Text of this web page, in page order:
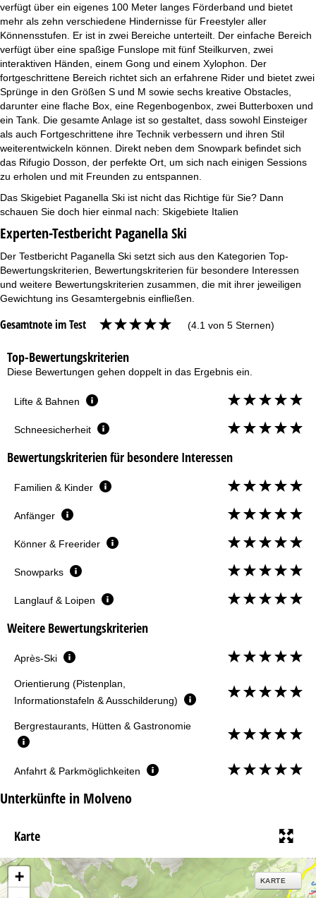
verfügt über ein eigenes 100 Meter langes Förderband und bietet
mehr als zehn verschiedene Hindernisse für Freestyler aller
Könnensstufen. Er ist in zwei Bereiche unterteilt. Der einfache Bereich
verfügt über eine spaßige Funslope mit fünf Steilkurven, zwei
interaktiven Händen, einem Gong und einem Xylophon. Der
fortgeschrittene Bereich richtet sich an erfahrene Rider und bietet zwei
Sprünge in den Größen S und M sowie sechs kreative Obstacles,
darunter eine flache Box, eine Regenbogenbox, zwei Butterboxen und
ein Tank. Die gesamte Anlage ist so gestaltet, dass sowohl Einsteiger
als auch Fortgeschrittene ihre Technik verbessern und ihren Stil
weiterentwickeln können. Direkt neben dem Snowpark befindet sich
das Rifugio Dosson, der perfekte Ort, um sich nach einigen Sessions
zu erholen und mit Freunden zu entspannen.
Das Skigebiet Paganella Ski ist nicht das Richtige für Sie? Dann
schauen Sie doch hier einmal nach: Skigebiete Italien
Experten-Testbericht Paganella Ski
Der Testbericht Paganella Ski setzt sich aus den Kategorien Top-
Bewertungskriterien, Bewertungskriterien für besondere Interessen
und weitere Bewertungskriterien zusammen, die mit ihrer jeweiligen
Gewichtung ins Gesamtergebnis einfließen.
Gesamtnote im Test (4.1 von 5 Sternen)
Top-Bewertungskriterien
Diese Bewertungen gehen doppelt in das Ergebnis ein.
Lifte & Bahnen
Schneesicherheit
Bewertungskriterien für besondere Interessen
Familien & Kinder
Anfänger
Könner & Freerider
Snowparks
Langlauf & Loipen
Weitere Bewertungskriterien
Après-Ski
Orientierung (Pistenplan,
Informationstafeln & Ausschilderung)
Bergrestaurants, Hütten & Gastronomie
Anfahrt & Parkmöglichkeiten
Unterkünfte in Molveno
Karte
+ KARTE